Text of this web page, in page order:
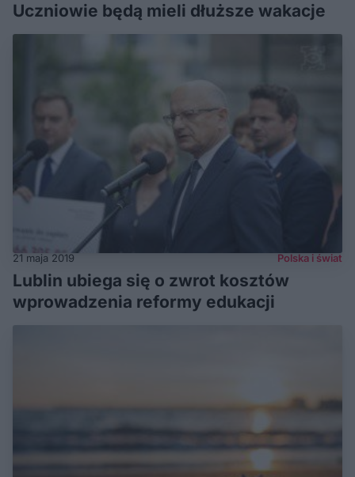
Uczniowie będą mieli dłuższe wakacje
21 maja 2019 Polska i świat
Lublin ubiega się o zwrot kosztów
wprowadzenia reformy edukacji